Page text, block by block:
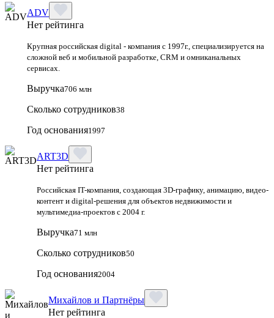
ADV
Нет рейтинга
Крупная российская digital - компания с 1997г., специализируется на
сложной веб и мобильной разработке, CRM и омниканальных
сервисах.
Выручка706 млн
Сколько сотрудников38
Год основания1997
ART3D
Нет рейтинга
Российская IT-компания, создающая 3D-графику, анимацию, видео-
контент и digital-решения для объектов недвижимости и
мультимедиа-проектов с 2004 г.
Выручка71 млн
Сколько сотрудников50
Год основания2004
Михайлов и Партнёры
Нет рейтинга